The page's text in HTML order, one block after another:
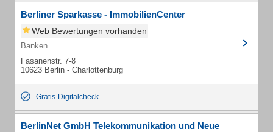
Berliner Sparkasse - ImmobilienCenter
Web Bewertungen vorhanden
Banken
Fasanenstr. 7-8
10623 Berlin - Charlottenburg
Gratis-Digitalcheck
BerlinNet GmbH Telekommunikation und Neue